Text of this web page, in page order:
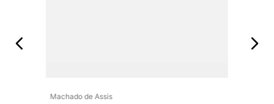
Machado de Assis